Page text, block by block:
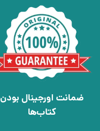
ضمانت اورجینال بودن
کتاب‌ها